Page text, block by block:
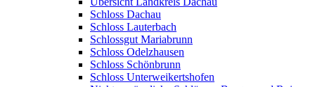
Schloss Dachau
Schloss Lauterbach
Schlossgut Mariabrunn
Schloss Odelzhausen
Schloss Schönbrunn
Schloss Unterweikertshofen